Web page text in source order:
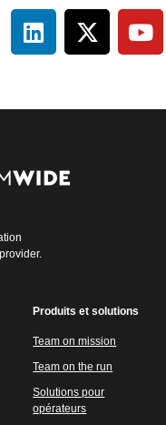
Produits et solutions
Team on mission
Team on the run
Solutions pour
opérateurs